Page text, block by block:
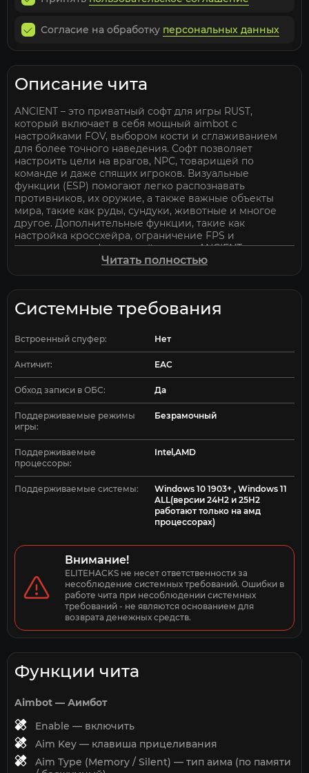
Согласие на обработку персональных данных
Описание чита
ANCIENT – это приватный софт для игры RUST,
который включает в себя мощный aimbot с
настройками FOV, выбором кости и сглаживанием
для более точного наведения. Софт позволяет
настроить цели на врагов, NPC, товарищей по
команде и даже спящих игроков. Визуальные
функции (ESP) помогают легко распознавать
противников, их оружие, а также важные объекты
мира, такие как руды, сундуки, животные и многое
другое. Дополнительные функции, такие как
настройка кроссхейра, ограничение FPS и
сохранение конфигураций, делают ANCIENT
незаменимым инструментом для успешного
выживания в суровом мире RUST.
Читать полностью
Системные требования
Встроенный спуфер: Нет
Античит: EAC
Обход записи в ОБС: Да
Поддерживаемые режимы
игры:
Безрамочный
Поддерживаемые
процессоры:
Intel,AMD
Поддерживаемые системы:
Windows 10 1903+ , Windows 11
ALL(версии 24Н2 и 25Н2
работают только на амд
процессорах)
Внимание!
ELITEHACKS не несет ответственности за
несоблюдение системных требований. Ошибки в
работе чита при несоблюдении системных
требований - не являются основанием для
возврата денежных средств.
Функции чита
Aimbot — Аимбот
Enable — включить
Aim Key — клавиша прицеливания
Aim Type (Memory / Silent) — тип аима (по памяти